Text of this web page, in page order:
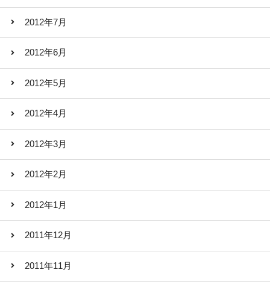
2012年7月
2012年6月
2012年5月
2012年4月
2012年3月
2012年2月
2012年1月
2011年12月
2011年11月